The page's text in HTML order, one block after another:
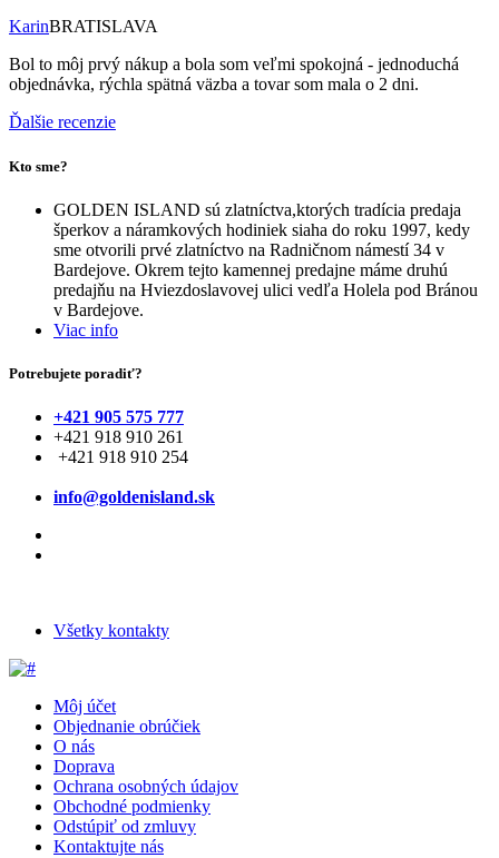
KarinBRATISLAVA
Bol to môj prvý nákup a bola som veľmi spokojná - jednoduchá
objednávka, rýchla spätná väzba a tovar som mala o 2 dni.
Ďalšie recenzie
Kto sme?
GOLDEN ISLAND sú zlatníctva,ktorých tradícia predaja
šperkov a náramkových hodiniek siaha do roku 1997, kedy
sme otvorili prvé zlatníctvo na Radničnom námestí 34 v
Bardejove. Okrem tejto kamennej predajne máme druhú
predajňu na Hviezdoslavovej ulici vedľa Holela pod Bránou
v Bardejove.
Viac info
Potrebujete poradiť?
+421 905 575 777
+421 918 910 261
+421 918 910 254
info@goldenisland.sk
Všetky kontakty
Môj účet
Objednanie obrúčiek
O nás
Doprava
Ochrana osobných údajov
Obchodné podmienky
Odstúpiť od zmluvy
Kontaktujte nás